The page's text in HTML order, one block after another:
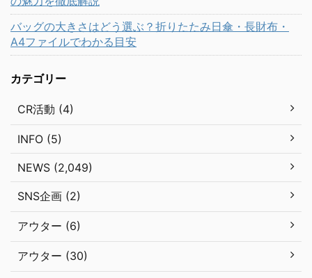
バッグの大きさはどう選ぶ？折りたたみ日傘・長財布・
A4ファイルでわかる目安
カテゴリー
CR活動 (4)
INFO (5)
NEWS (2,049)
SNS企画 (2)
アウター (6)
アウター (30)